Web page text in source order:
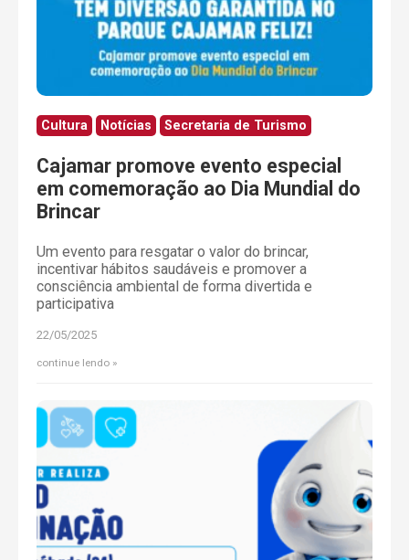
Cultura Notícias Secretaria de Turismo
Cajamar promove evento especial
em comemoração ao Dia Mundial do
Brincar
Um evento para resgatar o valor do brincar,
incentivar hábitos saudáveis e promover a
consciência ambiental de forma divertida e
participativa
22/05/2025
continue lendo